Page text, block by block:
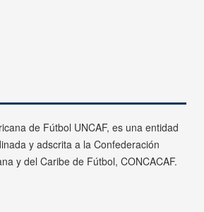
de Fútbol UNCAF, es una entidad
y adscrita a la Confederación
y del Caribe de Fútbol, CONCACAF.